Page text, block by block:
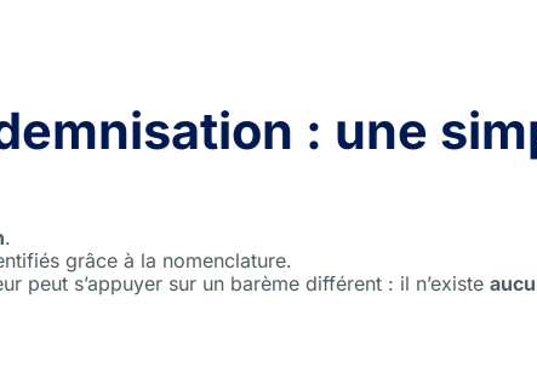
: une
.
grâce à la nomenclature.
peut s’appuyer sur un barème différent : il n’existe